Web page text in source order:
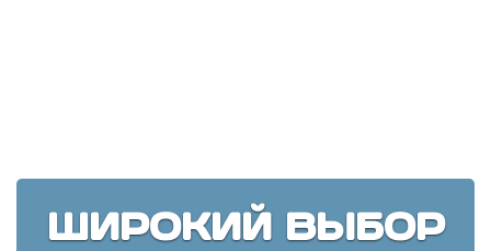
ШИРОКИЙ ВЫБОР